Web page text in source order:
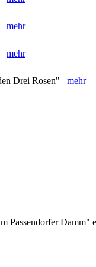
mehr
mehr
Drei Rosen" mehr
Passendorfer Damm"